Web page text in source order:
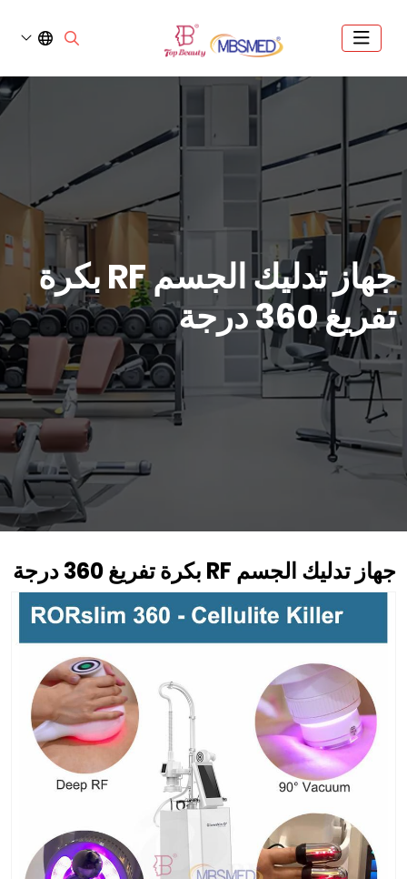
جهاز تدليك الجسم RF بكرة
تفريغ 360 درجة
جهاز تدليك الجسم RF بكرة تفريغ 360 درجة